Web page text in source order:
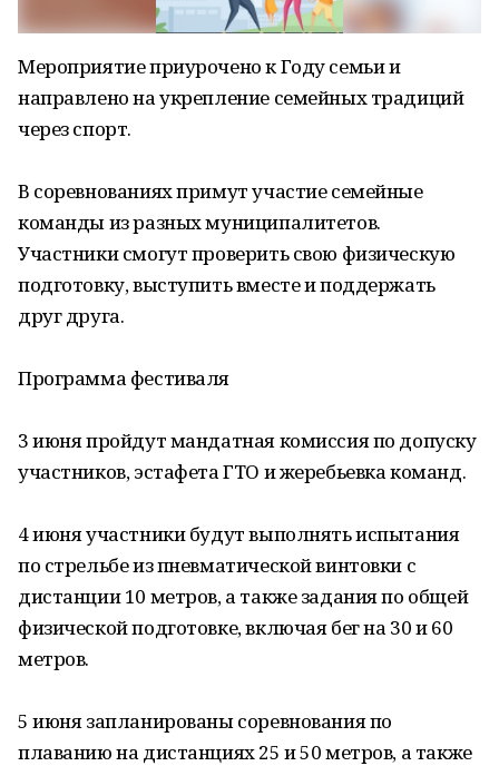
Мероприятие приурочено к Году семьи и
направлено на укрепление семейных традиций
через спорт.
В соревнованиях примут участие семейные
команды из разных муниципалитетов.
Участники смогут проверить свою физическую
подготовку, выступить вместе и поддержать
друг друга.
Программа фестиваля
3 июня пройдут мандатная комиссия по допуску
участников, эстафета ГТО и жеребьевка команд.
4 июня участники будут выполнять испытания
по стрельбе из пневматической винтовки с
дистанции 10 метров, а также задания по общей
физической подготовке, включая бег на 30 и 60
метров.
5 июня запланированы соревнования по
плаванию на дистанциях 25 и 50 метров, а также